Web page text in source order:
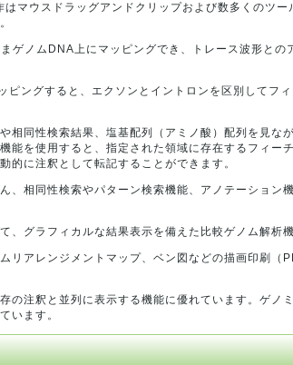
マウスドラッグアンドクリップおよび数多くのツー
ゲノムDNA上にマッピングでき、トレース波形との
ングすると、エクソンとイントロンを区別してフ
相同性検索結果、塩基配列（アミノ酸）配列を見な
能を使用すると、指定された領域に存在するフィー
的に注釈として転記することができます。
、相同性検索やパターン検索機能、アノテーション
、グラフィカルな結果表示を備えた比較ゲノム解析
リアレンジメントマップ、ベン図などの描画印刷（
の注釈と並列に表示する機能に優れています。ゲノ
います。